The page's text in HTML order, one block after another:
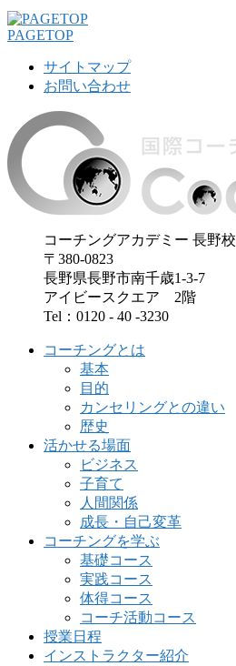
PAGETOP
サイトマップ
お問い合わせ
コーチングアカデミー 長野校
〒380-0823
長野県長野市南千歳1-3-7
アイビースクエア 2階
Tel：0120 - 40 -3230
コーチングとは
基本
目的
カンセリングとの違い
歴史
活かせる場面
ビジネス
子育て
人間関係
成長・自己変革
コーチングを学ぶ
基礎コース
実践コース
体得コース
コーチ活動コース
授業日程
インストラクター紹介